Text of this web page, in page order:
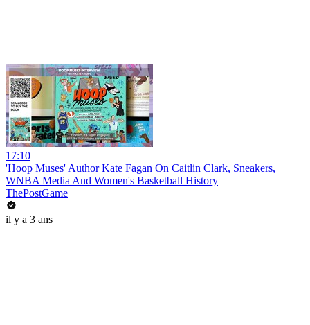
17:10
'Hoop Muses' Author Kate Fagan On Caitlin Clark, Sneakers,
WNBA Media And Women's Basketball History
ThePostGame
il y a 3 ans